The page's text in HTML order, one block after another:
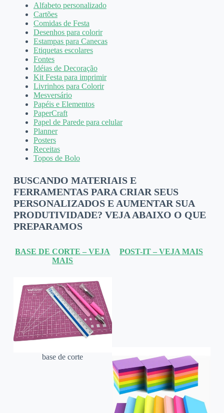
Alfabeto personalizado
Cartões
Comidas de Festa
Desenhos para colorir
Estampas para Canecas
Etiquetas escolares
Fontes
Idéias de Decoração
Kit Festa para imprimir
Livrinhos para Colorir
Mesversário
Papéis e Elementos
PaperCraft
Papel de Parede para celular
Planner
Posters
Receitas
Topos de Bolo
BUSCANDO MATERIAIS E
FERRAMENTAS PARA CRIAR SEUS
PERSONALIZADOS E AUMENTAR SUA
PRODUTIVIDADE? VEJA ABAIXO O QUE
PREPARAMOS
BASE DE CORTE – VEJA
MAIS
base de corte
POST-IT – VEJA MAIS